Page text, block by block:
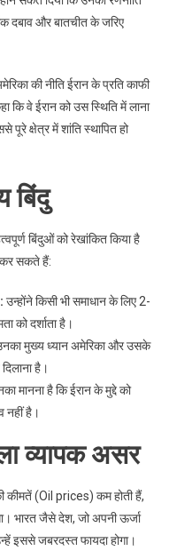
दबाव और बातचीत के जरिए
की नीति ईरान के प्रति काफी
कि वे ईरान को उस स्थिति में लाना
पूरे क्षेत्र में शांति स्थापित हो
बिंदु
बिंदुओं को रेखांकित किया है
कर सकते हैं:
उन्होंने किसी भी समाधान के लिए 2-
को दर्शाता है।
मुख्य ध्यान अमेरिका और उसके
है।
मानना है कि ईरान के मुद्दे को
नहीं है।
व्यापक असर
कीमतें (Oil prices) कम होती हैं,
भारत जैसे देश, जो अपनी ऊर्जा
इससे जबरदस्त फायदा होगा।